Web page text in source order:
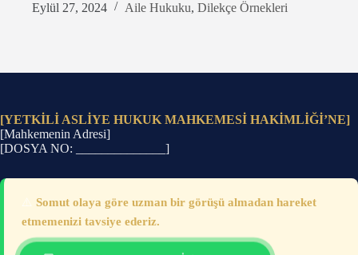
Eylül 27, 2024 Aile Hukuku, Dilekçe Örnekleri
[YETKİLİ ASLİYE HUKUK MAHKEMESİ HAKİMLİĞİ’NE]
[Mahkemenin Adresi]
[DOSYA NO: ______________]
Somut olaya göre uzman bir görüşü almadan hareket
etmemenizi tavsiye ederiz.